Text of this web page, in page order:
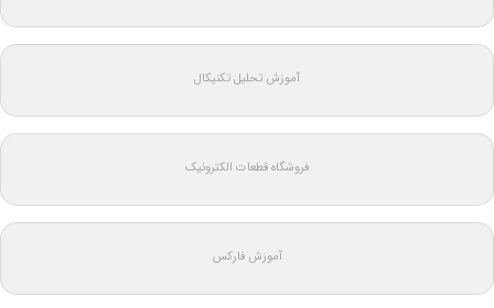
آموزش تحلیل تکنیکال
فروشگاه قطعات الکترونیک
آموزش فارکس